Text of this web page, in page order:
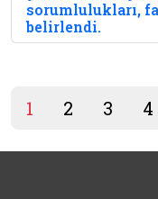
sorumlulukları,
belirlendi.
1 2 3 4